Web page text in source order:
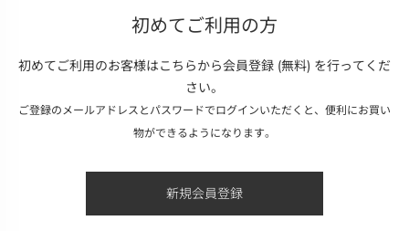
初めてご利用の方
初めてご利用のお客様はこちらから会員登録 (無料) を行ってくだ
さい。
ご登録のメールアドレスとパスワードでログインいただくと、便利にお買い
物ができるようになります。